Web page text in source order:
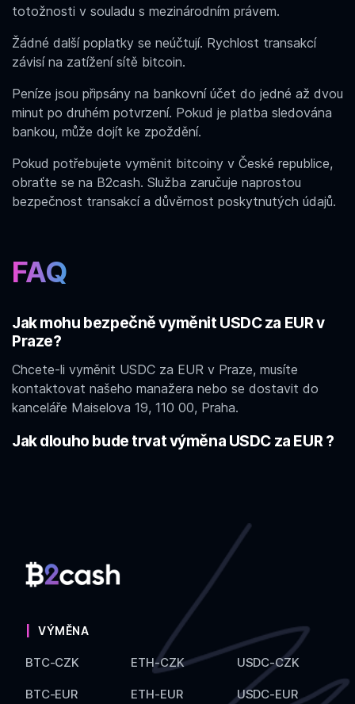
totožnosti v souladu s mezinárodním právem.
Žádné další poplatky se neúčtují. Rychlost transakcí
závisí na zatížení sítě bitcoin.
Peníze jsou připsány na bankovní účet do jedné až dvou
minut po druhém potvrzení. Pokud je platba sledována
bankou, může dojít ke zpoždění.
Pokud potřebujete vyměnit bitcoiny v České republice,
obraťte se na B2cash. Služba zaručuje naprostou
bezpečnost transakcí a důvěrnost poskytnutých údajů.
FAQ
Jak mohu bezpečně vyměnit USDC za EUR v
Praze?
Chcete-li vyměnit USDC za EUR v Praze, musíte
kontaktovat našeho manažera nebo se dostavit do
kanceláře Maiselova 19, 110 00, Praha.
Jak dlouho bude trvat výměna USDC za EUR ?
VÝMĚNA
BTC-CZK
BTC-EUR
ETH-CZK
ETH-EUR
USDC-CZK
USDC-EUR